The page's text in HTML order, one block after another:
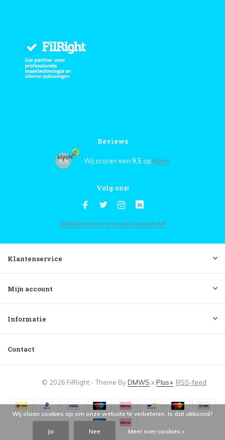
Reviews
9,5 Wij scoren een 9,5 op Kiyoh
Volg ons!
Meld je aan voor onze nieuwsbrief
Klantenservice
Mijn account
Informatie
Contact
© 2026 FilRight - Theme ByDMWS xPlus+ RSS-feed
Wij slaan cookies op om onze website te verbeteren. Is dat akkoord?
Ja Nee Meer over cookies »